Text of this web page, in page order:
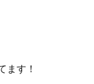
ます！